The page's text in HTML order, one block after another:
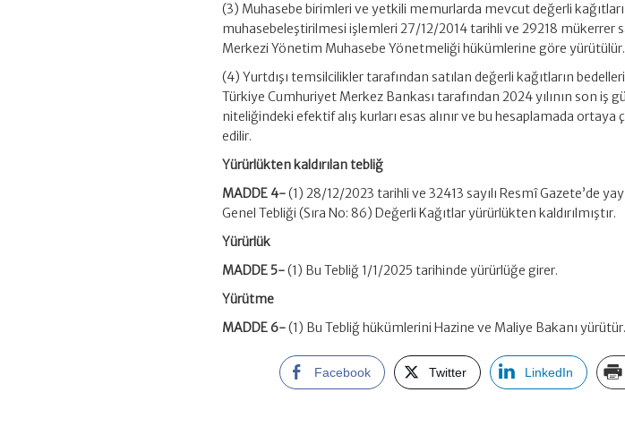
(3) Muhasebe birimleri ve yetkili memurlarda mevcut değerli
muhasebeleştirilmesi işlemleri 27/12/2014 tarihli ve 29218 mükerrer
Merkezi Yönetim Muhasebe Yönetmeliği hükümlerine göre yürütülür.
(4) Yurtdışı temsilcilikler tarafından satılan değerli kağıtların
Türkiye Cumhuriyet Merkez Bankası tarafından 2024 yılının son iş
niteliğindeki efektif alış kurları esas alınır ve bu hesaplamada
edilir.
Yürürlükten kaldırılan tebliğ
MADDE 4-(1) 28/12/2023 tarihli ve 32413 sayılı Resmî Gazete’de
Genel Tebliği (Sıra No: 86) Değerli Kağıtlar yürürlükten kaldırılmıştır.
Yürürlük
MADDE 5-(1) Bu Tebliğ 1/1/2025 tarihinde yürürlüğe girer.
Yürütme
MADDE 6-(1) Bu Tebliğ hükümlerini Hazine ve Maliye Bakanı yürütür.
Facebook Twitter LinkedIn